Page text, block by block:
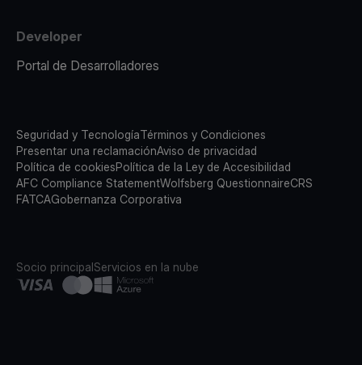
Developer
Portal de Desarrolladores
Seguridad y TecnologíaTérminos y Condiciones
Presentar una reclamaciónAviso de privacidad
Política de cookiesPolítica de la Ley de Accesibilidad
AFC Compliance StatementWolfsberg QuestionnaireCRS
FATCAGobernanza Corporativa
Socio principalServicios en la nube